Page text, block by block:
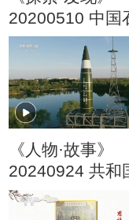
20200510 中国
走廊（一） 石
《人物·故事》
20240924 共和
一支箭2